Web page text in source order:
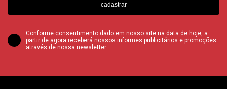
cadastrar
Conforme consentimento dado em nosso site na data de hoje, a
partir de agora receberá nossos informes publicitários e promoções
através de nossa newsletter.